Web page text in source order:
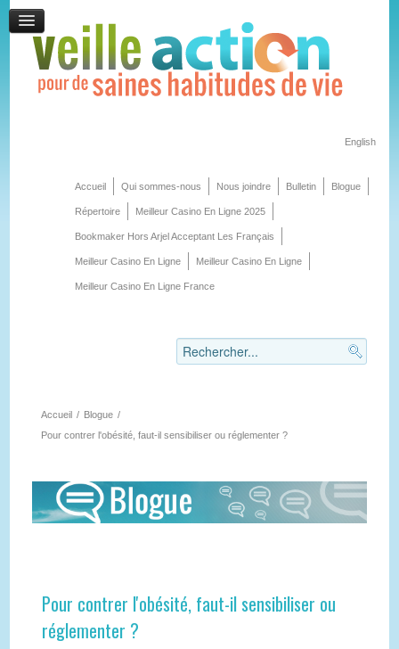
English
Accueil Qui sommes-nous Nous joindre Bulletin Blogue
Répertoire Meilleur Casino En Ligne 2025
Bookmaker Hors Arjel Acceptant Les Français
Meilleur Casino En Ligne Meilleur Casino En Ligne
Meilleur Casino En Ligne France
Accueil / Blogue /
Pour contrer l'obésité, faut-il sensibiliser ou réglementer ?
Pour contrer l'obésité, faut-il sensibiliser ou
réglementer ?